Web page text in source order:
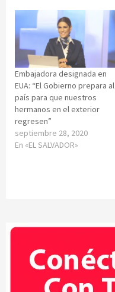
Embajadora designada en
EUA: “El Gobierno prepara al
país para que nuestros
hermanos en el exterior
regresen”
septiembre 28, 2020
En «EL SALVADOR»